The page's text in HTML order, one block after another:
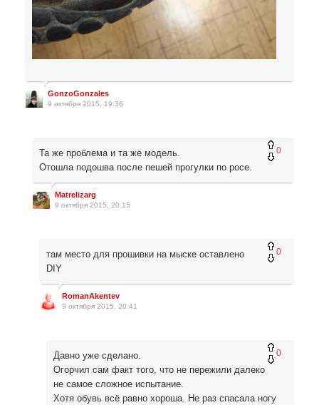
GonzoGonzales
9 октября 2015, 19:36
0
Та же проблема и та же модель.
Отошла подошва после пешей прогулки по росе.
Matrelizarg
9 октября 2015, 20:15
0
там место для прошивки на мыске оставлено
DIY
RomanAkentev
9 октября 2015, 20:41
0
Давно уже сделано.
Огорчил сам факт того, что не пережили далеко
не самое сложное испытание.
Хотя обувь всё равно хороша. Не раз спасала ногу